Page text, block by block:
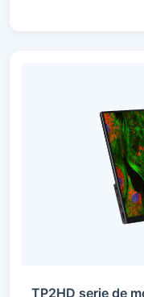
TP2HD serie de